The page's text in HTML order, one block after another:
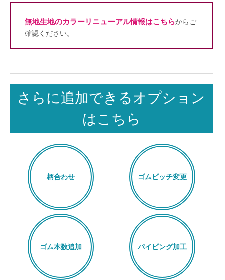
無地生地のカラーリニューアル情報はこちらからご
確認ください。
さらに追加できるオプション
はこちら
柄合わせ ゴムピッチ変更
ゴム本数追加 パイピング加工